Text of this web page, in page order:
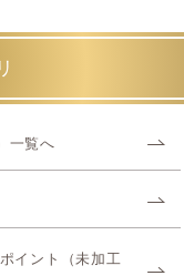
一覧へ
イント（未加工